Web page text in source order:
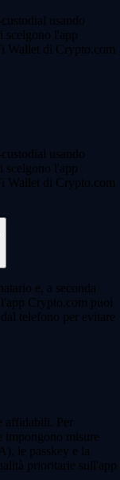
usando
scelgono l'app
Wallet di Crypto.com
usando
scelgono l'app
Wallet di Crypto.com
e, a seconda
Crypto.com puoi
telefono per evitare
affidabili. Per
impongono misure
le passkey e la
prioritarie sull'app